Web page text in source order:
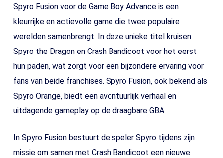
Spyro Fusion voor de Game Boy Advance is een
kleurrijke en actievolle game die twee populaire
werelden samenbrengt. In deze unieke titel kruisen
Spyro the Dragon en Crash Bandicoot voor het eerst
hun paden, wat zorgt voor een bijzondere ervaring voor
fans van beide franchises. Spyro Fusion, ook bekend als
Spyro Orange, biedt een avontuurlijk verhaal en
uitdagende gameplay op de draagbare GBA.
In Spyro Fusion bestuurt de speler Spyro tijdens zijn
missie om samen met Crash Bandicoot een nieuwe